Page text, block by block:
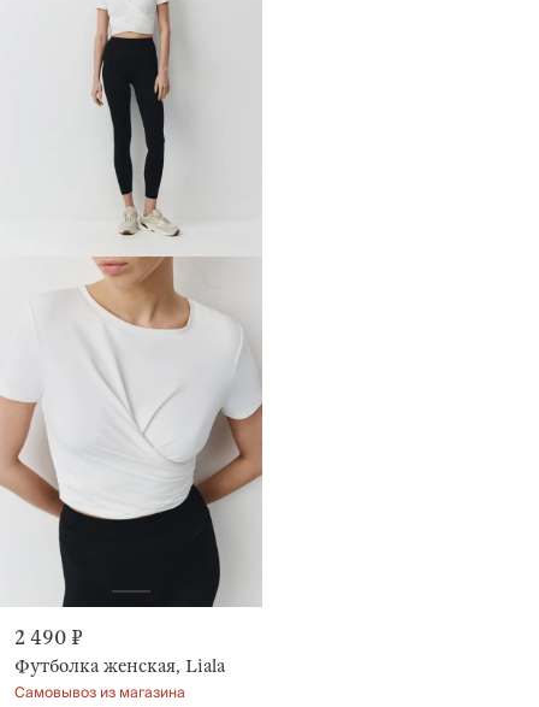
2 490 ₽
Футболка женская, Liala
Самовывоз из магазина